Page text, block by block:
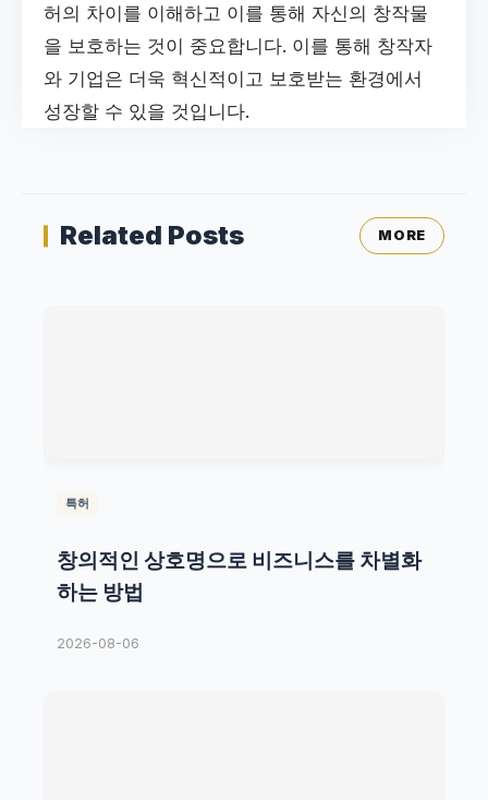
허의 차이를 이해하고 이를 통해 자신의 창작물
을 보호하는 것이 중요합니다. 이를 통해 창작자
와 기업은 더욱 혁신적이고 보호받는 환경에서
성장할 수 있을 것입니다.
Related Posts MORE
특허
창의적인 상호명으로 비즈니스를 차별화
하는 방법
2026-08-06